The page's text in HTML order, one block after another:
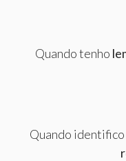
Quando tenho
Quando